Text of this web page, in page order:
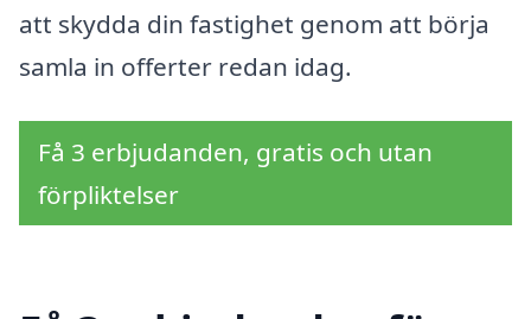
att skydda din fastighet genom att börja
samla in offerter redan idag.
Få 3 erbjudanden, gratis och utan
förpliktelser